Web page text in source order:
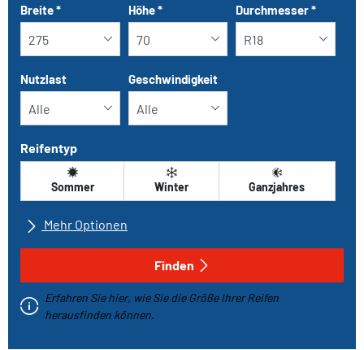
Tab updated: Nach Grösse
Breite* Höhe* Durchmesser*
Nutzlast Geschwindigkeit
Reifentyp
Sommer Winter Ganzjahres
Mehr Optionen
Alle Marken
Fahrzeugtyp
Finden
Erfahren Sie hier, wie Sie die Größe Ihrer Reifen
herausfinden können.